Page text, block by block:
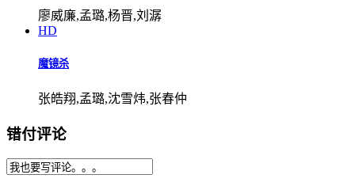
廖威廉,孟璐,杨晋,刘潺
HD
魔镜杀
张皓翔,孟璐,沈雪炜,张春仲
错付评论